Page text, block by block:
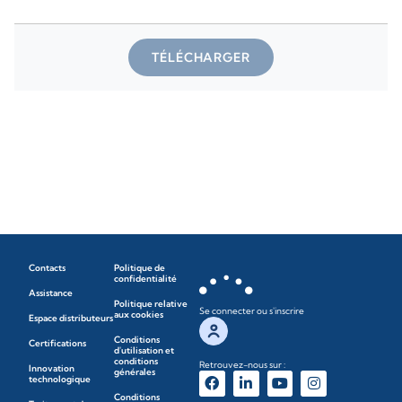
TÉLÉCHARGER
Contacts
Assistance
Espace distributeurs
Certifications
Innovation
technologique
Politique de
confidentialité
Politique relative
aux cookies
Conditions
d'utilisation et
conditions
générales
Conditions
Se connecter ou s'inscrire
Retrouvez-nous sur :